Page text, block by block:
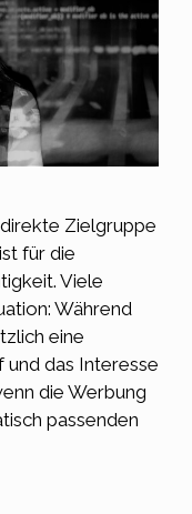
Zielgruppe
für die
Viele
Während
eine
und das Interesse
die Werbung
passenden